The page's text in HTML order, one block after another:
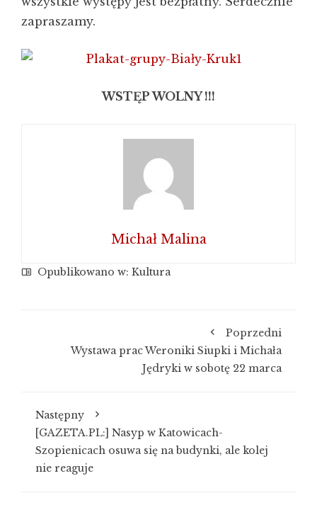
zapraszamy.
WSTĘP WOLNY !!!
Michał Malina
Opublikowano w: Kultura
Poprzedni
Wystawa prac Weroniki Siupki i Michała
Jędryki w sobotę 22 marca
Następny
[GAZETA.PL:] Nasyp w Katowicach-
Szopienicach osuwa się na budynki, ale kolej
nie reaguje